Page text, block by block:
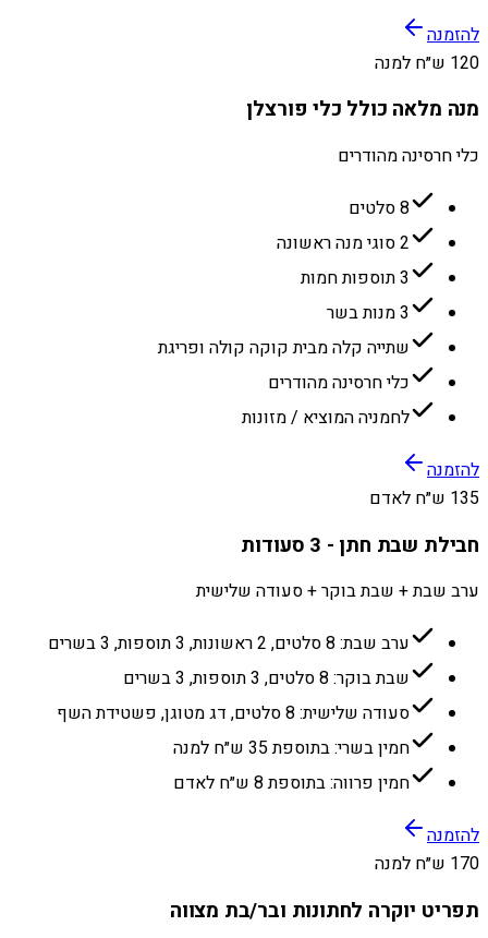
להזמנה
120 ש״ח למנה
מנה מלאה כולל כלי פורצלן
כלי חרסינה מהודרים
8 סלטים
2 סוגי מנה ראשונה
3 תוספות חמות
3 מנות בשר
שתייה קלה מבית קוקה קולה ופריגת
כלי חרסינה מהודרים
לחמניה המוציא / מזונות
להזמנה
135 ש״ח לאדם
חבילת שבת חתן - 3 סעודות
ערב שבת + שבת בוקר + סעודה שלישית
ערב שבת: 8 סלטים, 2 ראשונות, 3 תוספות, 3 בשרים
שבת בוקר: 8 סלטים, 3 תוספות, 3 בשרים
סעודה שלישית: 8 סלטים, דג מטוגן, פשטידת השף
חמין בשרי: בתוספת 35 ש״ח למנה
חמין פרווה: בתוספת 8 ש״ח לאדם
להזמנה
170 ש״ח למנה
תפריט יוקרה לחתונות ובר/בת מצווה